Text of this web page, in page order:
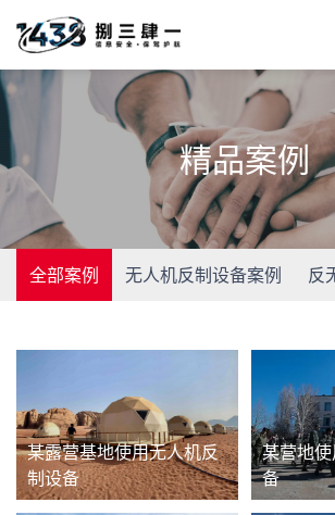
精品案例
全部案例 无人机反制设备案例 反
某露营基地使用无人机反
制设备
某营地
备